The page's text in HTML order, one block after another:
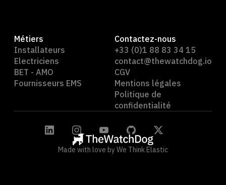
Métiers
Installateurs
Electriciens
BET - AMO
Fournisseurs EMS
Contactez-nous
+33 (0)1 88 83 34 15
contact@thewatchdog.io
CGV
Mentions légales
Politique de
confidentialité
Made with love by We Think Elastic